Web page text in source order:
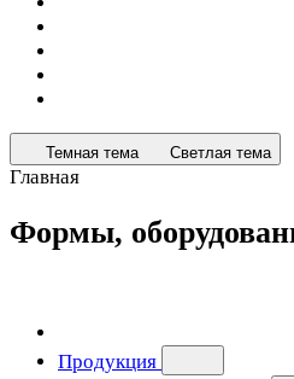
Темная тема Светлая тема
Главная
Формы,
Продукция